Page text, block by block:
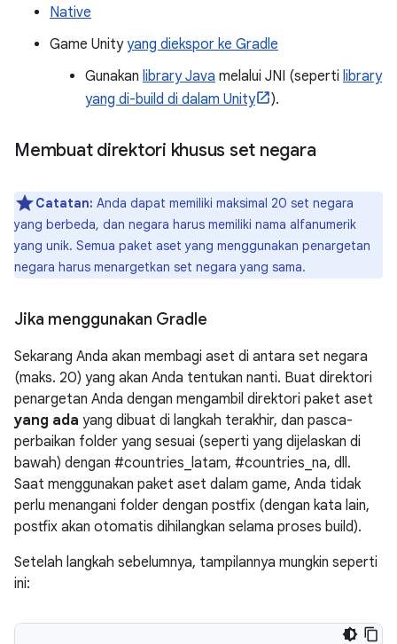
Native
Game Unityyang diekspor ke Gradle
Gunakan library Java melalui JNI (seperti library
yang di-build di dalam Unity
).
Membuat direktori khusus set negara
Catatan: Anda dapat memiliki maksimal 20 set negara
yang berbeda, dan negara harus memiliki nama alfanumerik
yang unik. Semua paket aset yang menggunakan penargetan
negara harus menargetkan set negara yang sama.
Jika menggunakan Gradle
Sekarang Anda akan membagi aset di antara set negara
(maks. 20) yang akan Anda tentukan nanti. Buat direktori
penargetan Anda dengan mengambil direktori paket aset
yang ada yang dibuat di langkah terakhir, dan pasca-
perbaikan folder yang sesuai (seperti yang dijelaskan di
bawah) dengan #countries_latam, #countries_na, dll.
Saat menggunakan paket aset dalam game, Anda tidak
perlu menangani folder dengan postfix (dengan kata lain,
postfix akan otomatis dihilangkan selama proses build).
Setelah langkah sebelumnya, tampilannya mungkin seperti
ini: